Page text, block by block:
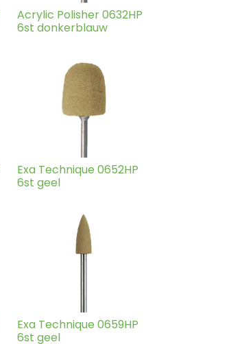
Acrylic Polisher 0632HP
6st donkerblauw
Exa Technique 0652HP
6st geel
Exa Technique 0659HP
6st geel